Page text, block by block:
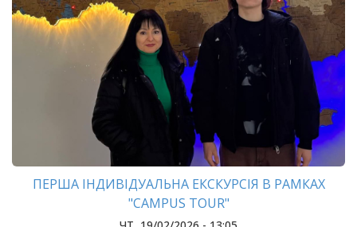
ПЕРША ІНДИВІДУАЛЬНА ЕКСКУРСІЯ В РАМКАХ
"CAMPUS TOUR"